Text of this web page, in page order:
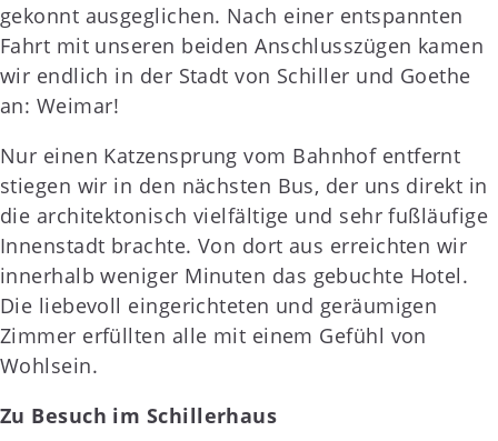
gekonnt ausgeglichen. Nach einer entspannten
Fahrt mit unseren beiden Anschlusszügen kamen
wir endlich in der Stadt von Schiller und Goethe
an: Weimar!
Nur einen Katzensprung vom Bahnhof entfernt
stiegen wir in den nächsten Bus, der uns direkt in
die architektonisch vielfältige und sehr fußläufige
Innenstadt brachte. Von dort aus erreichten wir
innerhalb weniger Minuten das gebuchte Hotel.
Die liebevoll eingerichteten und geräumigen
Zimmer erfüllten alle mit einem Gefühl von
Wohlsein.
Zu Besuch im Schillerhaus